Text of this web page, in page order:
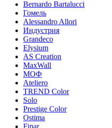
Bernardo Bartalucci
Гомель
Alessandro Allori
Индустрия
Grandeco
Elysium
AS Creation
MaxWall
МОФ
Ateliero
TREND Color
Solo
Prestige Color
Ostima